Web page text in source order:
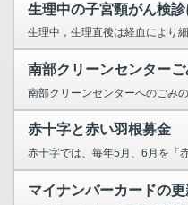
生理中の子宮頸がん検
生理中，生理直後は経血により
南部クリーンセンター
南部クリーンセンターへのごみの
赤十字と赤い羽根募金
赤十字では、毎年5月、6月を「
マイナンバーカードの